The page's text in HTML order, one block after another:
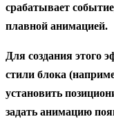
срабатывает
плавной анимацией.
Для создания этого
стили блока
установить
задать анимацию